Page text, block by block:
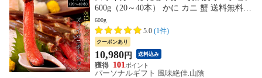
600g（20～40本） かに カニ 蟹 送料無料
（北海道・沖縄を除く）
600g
5.0 (1件)
クーポンあり
10,980円 送料込み
101
パーソナルギフト 風味絶佳.山陰